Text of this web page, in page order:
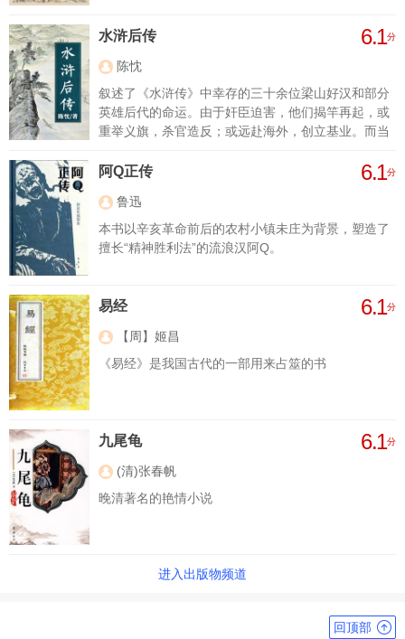
水浒后传 6.1分
陈忱
叙述了《水浒传》中幸存的三十余位梁山好汉和部分
英雄后代的命运。由于奸臣迫害，他们揭竿再起，或
重举义旗，杀官造反；或远赴海外，创立基业。而当
金，表现了精忠报国的英雄气概和民族气节。但宋廷
播中华文明。本书人物性格鲜明，语言生动传神，想
象丰富，情节曲折，形象逼真，引人入胜。
阿Q正传 6.1分
鲁迅
本书以辛亥革命前后的农村小镇未庄为背景，塑造了
擅长“精神胜利法”的流浪汉阿Q。
易经 6.1分
【周】姬昌
《易经》是我国古代的一部用来占筮的书
九尾龟 6.1分
(清)张春帆
晚清著名的艳情小说
进入出版物频道
回顶部